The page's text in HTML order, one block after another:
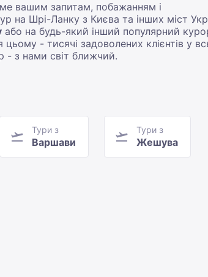
вашим запитам, побажанням і
на Шрі-Ланку з Києва та інших міст
або на будь-який інший популярний
- тисячі задоволених клієнтів у
- з нами світ ближчий.
Тури з
Варшави
Тури з
Жешува